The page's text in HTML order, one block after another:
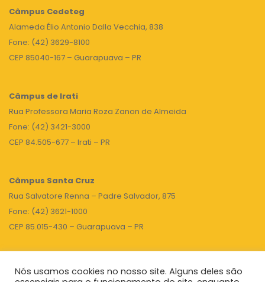
Câmpus Cedeteg
Alameda Élio Antonio Dalla Vecchia, 838
Fone: (42) 3629-8100
CEP 85040-167 – Guarapuava – PR
Câmpus de Irati
Rua Professora Maria Roza Zanon de Almeida
Fone: (42) 3421-3000
CEP 84.505-677 – Irati – PR
Câmpus Santa Cruz
Rua Salvatore Renna – Padre Salvador, 875
Fone: (42) 3621-1000
CEP 85.015-430 – Guarapuava – PR
TOPO
Nós usamos cookies no nosso site. Alguns deles são